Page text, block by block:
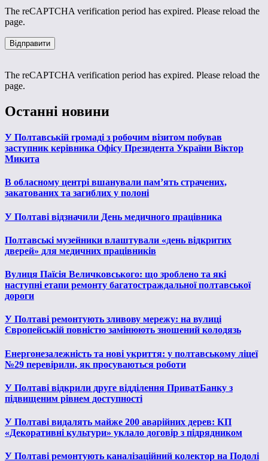
The reCAPTCHA verification period has expired. Please reload the
page.
The reCAPTCHA verification period has expired. Please reload the
page.
Останні новини
У Полтавській громаді з робочим візитом побував
заступник керівника Офісу Президента України Віктор
Микита
В обласному центрі вшанували пам’ять страчених,
закатованих та загиблих у полоні
У Полтаві відзначили День медичного працівника
Полтавські музейники влаштували «день відкритих
дверей» для медичних працівників
Вулиця Паїсія Величковського: що зроблено та які
наступні етапи ремонту багатостраждальної полтавської
дороги
У Полтаві ремонтують зливову мережу: на вулиці
Європейській повністю замінюють зношений колодязь
Енергонезалежність та нові укриття: у полтавському ліцеї
№29 перевірили, як просуваються роботи
У Полтаві відкрили друге відділення ПриватБанку з
підвищеним рівнем доступності
У Полтаві видалять майже 200 аварійних дерев: КП
«Декоративні культури» уклало договір з підрядником
У Полтаві ремонтують каналізаційний колектор на Подолі